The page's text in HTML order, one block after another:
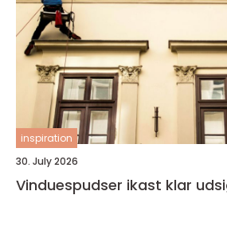
inspiration
30. July 2026